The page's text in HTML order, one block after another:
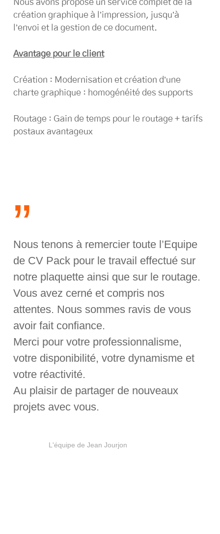
Nous avons proposé un service complet de la
création graphique à l’impression, jusqu’à
l’envoi et la gestion de ce document.
Avantage pour le client
Création : Modernisation et création d’une
charte graphique : homogénéité des supports
Routage : Gain de temps pour le routage + tarifs
postaux avantageux
”
Nous tenons à remercier toute l’Equipe
de CV Pack pour le travail effectué sur
notre plaquette ainsi que sur le routage.
Vous avez cerné et compris nos
attentes. Nous sommes ravis de vous
avoir fait confiance.
Merci pour votre professionnalisme,
votre disponibilité, votre dynamisme et
votre réactivité.
Au plaisir de partager de nouveaux
projets avec vous.
L'équipe de Jean Jourjon